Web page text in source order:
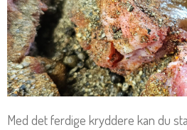
Med det ferdige kryddere kan du